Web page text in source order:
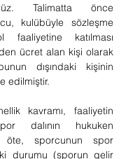
Talimatta önce
kulübüyle sözleşme
katılması
ücret alan kişi olarak
dışındaki kişinin
edilmiştir.
kavramı, faaliyetin
dalının hukuken
öte, sporcunun spor
durumu (sporun gelir